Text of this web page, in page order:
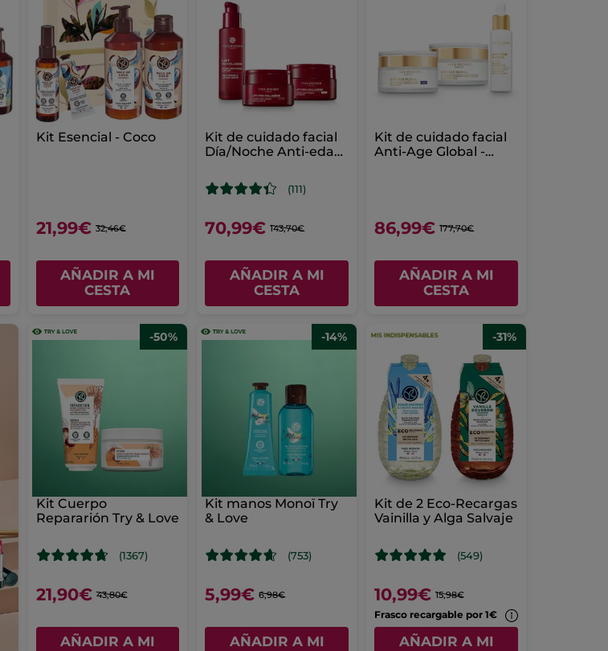
Kit Esencial - Coco
21,99€ 32,46€
AÑADIR A MI
CESTA
Kit de cuidado facial
Día/Noche Anti-edad
(111)
70,99€ 143,70€
AÑADIR A MI
CESTA
Kit de cuidado facial
Anti-Age Global -
86,99€ 177,70€
AÑADIR A MI
CESTA
-50%
Kit Cuerpo
Repararión Try & Love
(1367)
21,90€ 43,80€
AÑADIR A MI
-14%
Kit manos Monoï Try
& Love
(753)
5,99€ 6,98€
AÑADIR A MI
-31%
Kit de 2 Eco-Recargas
Vainilla y Alga Salvaje
(549)
10,99€ 15,98€
Frasco recargable por 1€
AÑADIR A MI